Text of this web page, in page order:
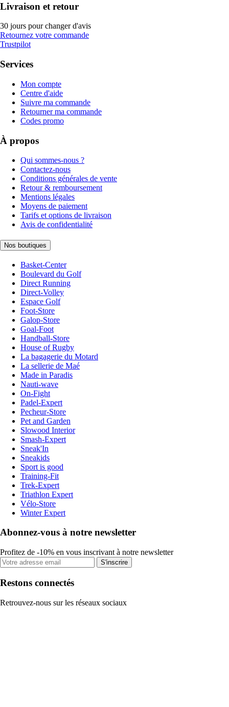
Livraison et retour
30 jours pour changer d'avis
Retournez votre commande
Trustpilot
Services
Mon compte
Centre d'aide
Suivre ma commande
Retourner ma commande
Codes promo
À propos
Qui sommes-nous ?
Contactez-nous
Conditions générales de vente
Retour & remboursement
Mentions légales
Moyens de paiement
Tarifs et options de livraison
Avis de confidentialité
Nos boutiques
Basket-Center
Boulevard du Golf
Direct Running
Direct-Volley
Espace Golf
Foot-Store
Galop-Store
Goal-Foot
Handball-Store
House of Rugby
La bagagerie du Motard
La sellerie de Maé
Made in Paradis
Nauti-wave
On-Fight
Padel-Expert
Pecheur-Store
Pet and Garden
Slowood Interior
Smash-Expert
Sneak'In
Sneakids
Sport is good
Training-Fit
Trek-Expert
Triathlon Expert
Vélo-Store
Winter Expert
Abonnez-vous à notre newsletter
Profitez de -10% en vous inscrivant à notre newsletter
S'inscrire
Restons connectés
Retrouvez-nous sur les réseaux sociaux